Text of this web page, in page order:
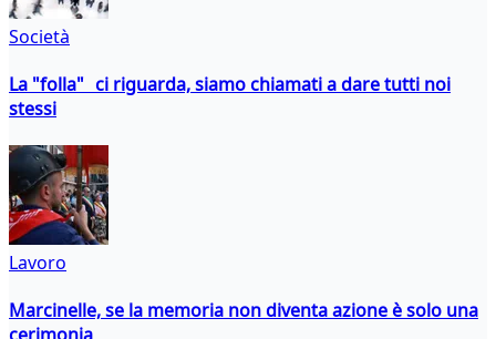
Società
La "folla" ci riguarda, siamo chiamati a dare tutti noi
stessi
Lavoro
Marcinelle, se la memoria non diventa azione è solo una